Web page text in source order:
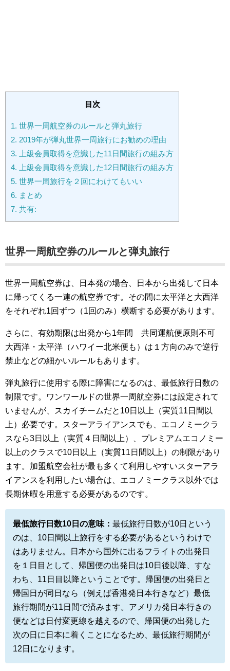
目次
1. 世界一周航空券のルールと弾丸旅行
2. 2019年が弾丸世界一周旅行にお勧めの理由
3. 上級会員取得を意識した11日間旅行の組み方
4. 上級会員取得を意識した12日間旅行の組み方
5. 世界一周旅行を２回にわけてもいい
6. まとめ
7. 共有:
世界一周航空券のルールと弾丸旅行
世界一周航空券は、日本発の場合、日本から出発して日本
に帰ってくる一連の航空券です。その間に太平洋と大西洋
をそれぞれ1回ずつ（1回のみ）横断する必要があります。
さらに、有効期限は出発から1年間 共同運航便原則不可
大西洋・太平洋（ハワイー北米便も）は１方向のみで逆行
禁止などの細かいルールもあります。
弾丸旅行に使用する際に障害になるのは、最低旅行日数の
制限です。ワンワールドの世界一周航空券には設定されて
いませんが、スカイチームだと10日以上（実質11日間以
上）必要です。スターアライアンスでも、エコノミークラ
スなら3日以上（実質４日間以上）、プレミアムエコノミー
以上のクラスで10日以上（実質11日間以上）の制限があり
ます。加盟航空会社が最も多くて利用しやすいスターアラ
イアンスを利用したい場合は、エコノミークラス以外では
長期休暇を用意する必要があるのです。
最低旅行日数10日の意味： 最低旅行日数が10日という
のは、10日間以上旅行をする必要があるというわけで
はありません。日本から国外に出るフライトの出発日
を１日目として、帰国便の出発日は10日後以降、すな
わち、11日目以降ということです。帰国便の出発日と
帰国日が同日なら（例えば香港発日本行きなど）最低
旅行期間が11日間で済みます。アメリカ発日本行きの
便などは日付変更線を越えるので、帰国便の出発した
次の日に日本に着くことになるため、最低旅行期間が
12日になります。